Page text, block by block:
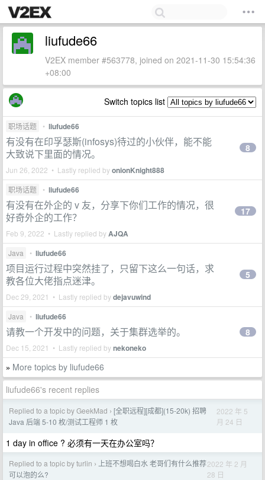
liufude66
V2EX member #563778, joined on 2021-11-30 15:54:36
+08:00
Switch topics list
职场话题 • liufude66
有没有在印孚瑟斯(infosys)待过的小伙伴，能不能
大致说下里面的情况。
Jun 26, 2022 • Lastly replied byonionKnight888
8
职场话题 • liufude66
有没有在外企的 v 友，分享下你们工作的情况，很
好奇外企的工作？
Feb 9, 2022 • Lastly replied byAJQA
17
Java • liufude66
项目运行过程中突然挂了，只留下这么一句话，求
教各位大佬指点迷津。
Dec 29, 2021 • Lastly replied bydejavuwind
5
Java • liufude66
请教一个开发中的问题，关于集群选举的。
Dec 15, 2021 • Lastly replied bynekoneko
8
» More topics by liufude66
liufude66's recent replies
Replied to a topic by GeekMad › [全职远程][成都](15-20k) 招聘
Java 后端 5-10 枚/测试工程师 1 枚
2022 年 5
月 24 日
1 day in office ? 必须有一天在办公室吗？
Replied to a topic by turlin ›
上班不想喝白水 老哥们有什么推荐
可以泡的么?
2022 年 2 月
28 日